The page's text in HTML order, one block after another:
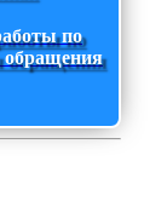
по
обращения